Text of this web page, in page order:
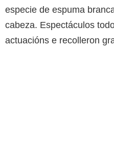
especie de espuma
cabeza. Espectáculos
actuacións e recolleron